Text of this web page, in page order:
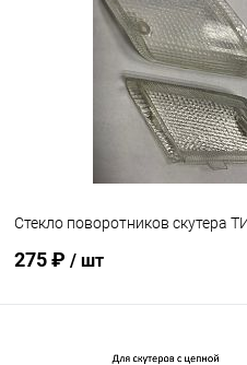
Стекло поворотников скутера
275 ₽ / шт